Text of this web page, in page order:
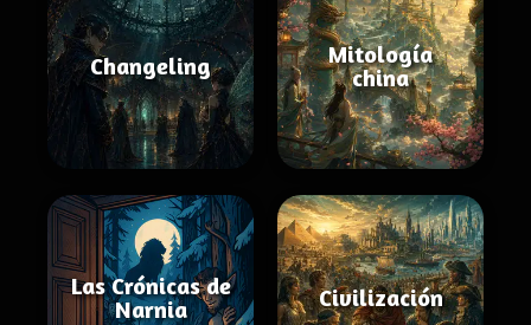
Changeling
Mitología
china
Las Crónicas de
Narnia
Civilización